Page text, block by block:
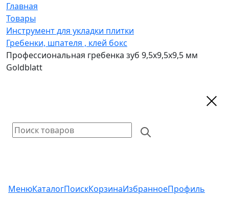
Главная
Товары
Инструмент для укладки плитки
Гребенки, шпателя , клей бокс
Профессиональная гребенка зуб 9,5х9,5х9,5 мм
Goldblatt
МенюКаталогПоискКорзинаИзбранноеПрофиль